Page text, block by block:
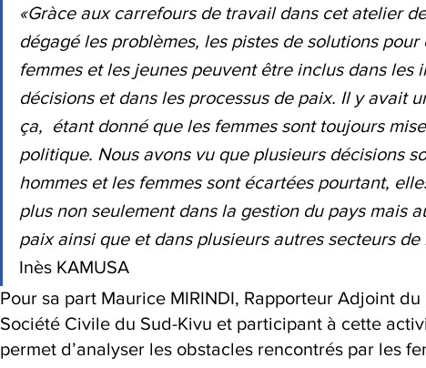
«Gràce aux carrefours de travail dans cet atelier
dégagé les problèmes, les pistes de solutions
femmes et les jeunes peuvent être inclus dans les
décisions et dans les processus de paix. Il y avait
ça,  étant donné que les femmes sont toujours
politique. Nous avons vu que plusieurs décisions
hommes et les femmes sont écartées pourtant,
plus non seulement dans la gestion du pays mais
paix ainsi que et dans plusieurs autres secteurs de
Inès KAMUSA
Pour sa part Maurice MIRINDI, Rapporteur Adjoint
Société Civile du Sud-Kivu et participant à cette
permet d’analyser les obstacles rencontrés par les